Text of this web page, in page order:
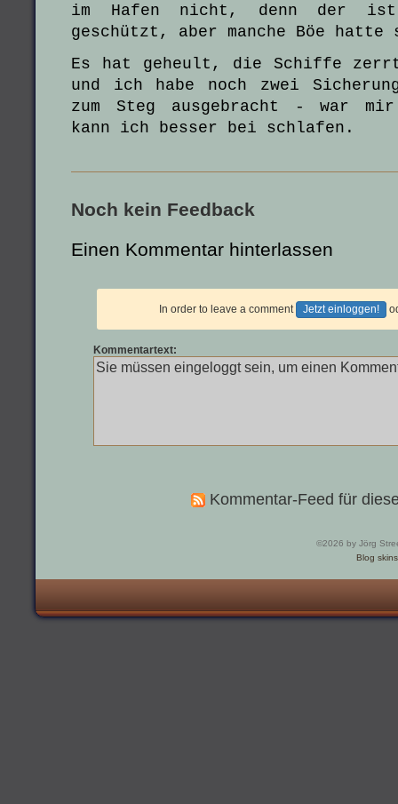
im Hafen nicht, denn der ist
geschützt, aber manche Böe hatte
Es hat geheult, die Schiffe
und ich habe noch zwei
zum Steg ausgebracht - war
kann ich besser bei schlafen.
Noch kein Feedback
Einen Kommentar hinterlassen
In order to leave a comment Jetzt einloggen!
Kommentartext:
Kommentar-Feed für
©2026 by Jörg
Blog skins